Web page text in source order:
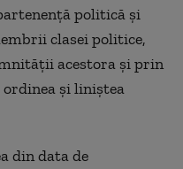
politică şi
clasei politice,
acestora şi prin
şi liniştea
din data de